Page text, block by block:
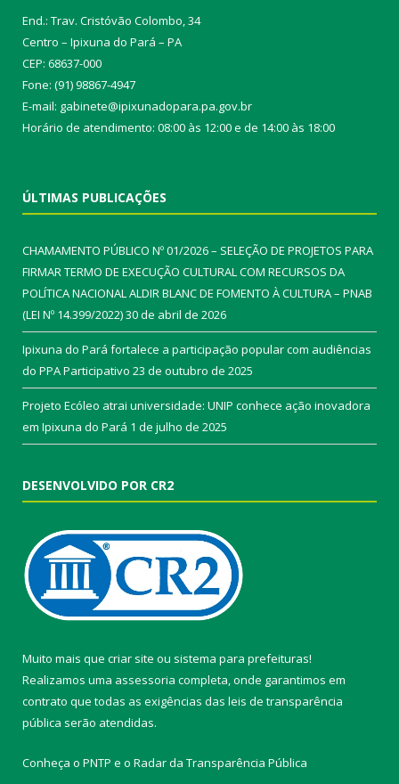
End.: Trav. Cristóvão Colombo, 34
Centro – Ipixuna do Pará – PA
CEP: 68637-000
Fone: (91) 98867-4947
E-mail: gabinete@ipixunadopara.pa.gov.br
Horário de atendimento: 08:00 às 12:00 e de 14:00 às 18:00
ÚLTIMAS PUBLICAÇÕES
CHAMAMENTO PÚBLICO Nº 01/2026 – SELEÇÃO DE PROJETOS PARA
FIRMAR TERMO DE EXECUÇÃO CULTURAL COM RECURSOS DA
POLÍTICA NACIONAL ALDIR BLANC DE FOMENTO À CULTURA – PNAB
(LEI Nº 14.399/2022)30 de abril de 2026
Ipixuna do Pará fortalece a participação popular com audiências
do PPA Participativo 23 de outubro de 2025
Projeto Ecóleo atrai universidade: UNIP conhece ação inovadora
em Ipixuna do Pará 1 de julho de 2025
DESENVOLVIDO POR CR2
Muito mais que criar site ou sistema para prefeituras!
Realizamos uma assessoria completa, onde garantimos em
contrato que todas as exigências das leis de transparência
pública serão atendidas.
Conheça o PNTP e o Radar da Transparência Pública